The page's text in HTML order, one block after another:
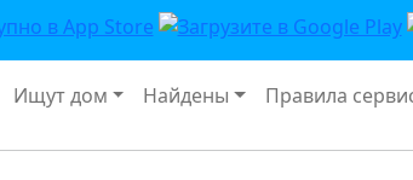
Ищут дом Найдены Правила